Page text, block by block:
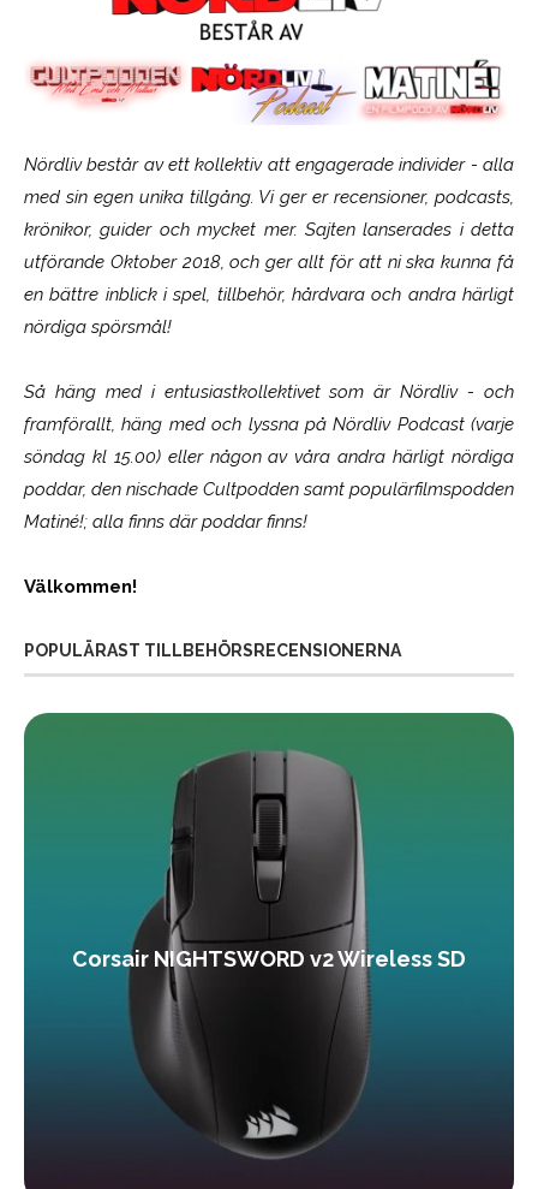
Nördliv består av ett kollektiv att engagerade individer - alla
med sin egen unika tillgång. Vi ger er recensioner, podcasts,
krönikor, guider och mycket mer. Sajten lanserades i detta
utförande Oktober 2018, och ger allt för att ni ska kunna få
en bättre inblick i spel, tillbehör, hårdvara och andra härligt
nördiga spörsmål!
Så häng med i entusiastkollektivet som ärNördliv- och
framförallt, häng med och lyssna på Nördliv Podcast (varje
söndag kl 15.00) eller någon av våra andra härligt nördiga
poddar, den nischade Cultpodden samt populärfilmspodden
Matiné!; alla finns där poddar finns!
Välkommen!
POPULÄRAST TILLBEHÖRSRECENSIONERNA
Corsair NIGHTSWORD v2 Wireless SD